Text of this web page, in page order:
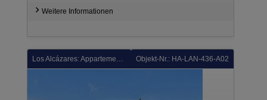
Weitere Informationen
Los Alcázares: Appartements mit 3 Schlafzimmern, 2 Bädern, Gemeinschaftspool und Tiefgaragenstellplatz im La Serena Golf Komplex Objekt-Nr.: HA-LAN-436-A02